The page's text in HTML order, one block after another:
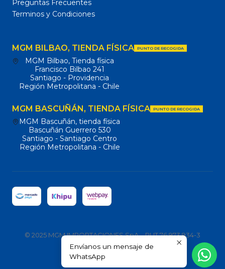
Preguntas Frecuentes
Terminos y Condiciones
MGM BILBAO, TIENDA FÍSICA PUNTO DE RECOGIDA
MGM Bilbao, Tienda física
Francisco Bilbao 241
Santiago - Providencia
Región Metropolitana - Chile
MGM BASCUÑÁN, TIENDA FÍSICA PUNTO DE RECOGIDA
MGM Bascuñán, tienda física
Bascuñán Guerrero 530
Santiago - Santiago Centro
Región Metropolitana - Chile
© 2025 MGM IMPORTACIONES SpA – RUT 76.973.934-3
Todos los derechos reservados.
Envíanos un mensaje de
WhatsApp